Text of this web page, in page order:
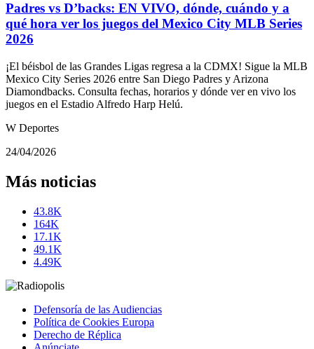
Padres vs D’backs: EN VIVO, dónde, cuándo y a
qué hora ver los juegos del Mexico City MLB Series
2026
¡El béisbol de las Grandes Ligas regresa a la CDMX! Sigue la MLB
Mexico City Series 2026 entre San Diego Padres y Arizona
Diamondbacks. Consulta fechas, horarios y dónde ver en vivo los
juegos en el Estadio Alfredo Harp Helú.
W Deportes
24/04/2026
Más noticias
43.8K
164K
17.1K
49.1K
4.49K
Defensoría de las Audiencias
Política de Cookies Europa
Derecho de Réplica